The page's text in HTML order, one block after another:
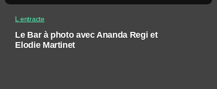
L entracte
Le Bar à photo avec Ananda Regi et
Elodie Martinet